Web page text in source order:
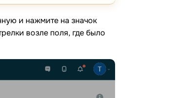
и нажмите на значок
возле поля, где было